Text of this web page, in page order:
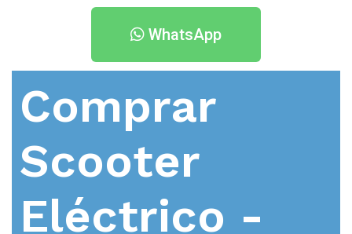
WhatsApp
Comprar
Scooter
Eléctrico -